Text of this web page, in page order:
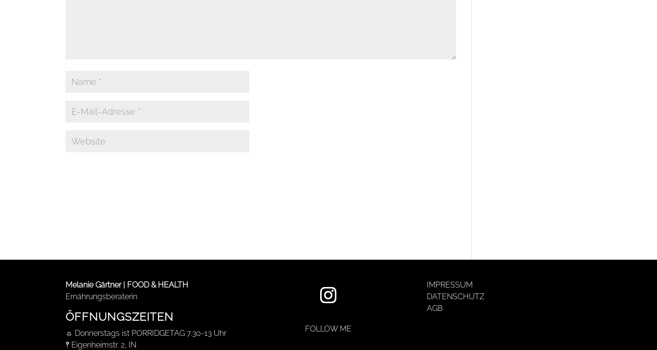
Melanie Gärtner | FOOD & HEALTH
Ernährungsberaterin
ÖFFNUNGSZEITEN
☼ Donnerstags ist PORRIDGETAG 7.30-13 Uhr
𖤥 Eigenheimstr. 2, IN
FOLLOW ME
IMPRESSUM
DATENSCHUTZ
AGB